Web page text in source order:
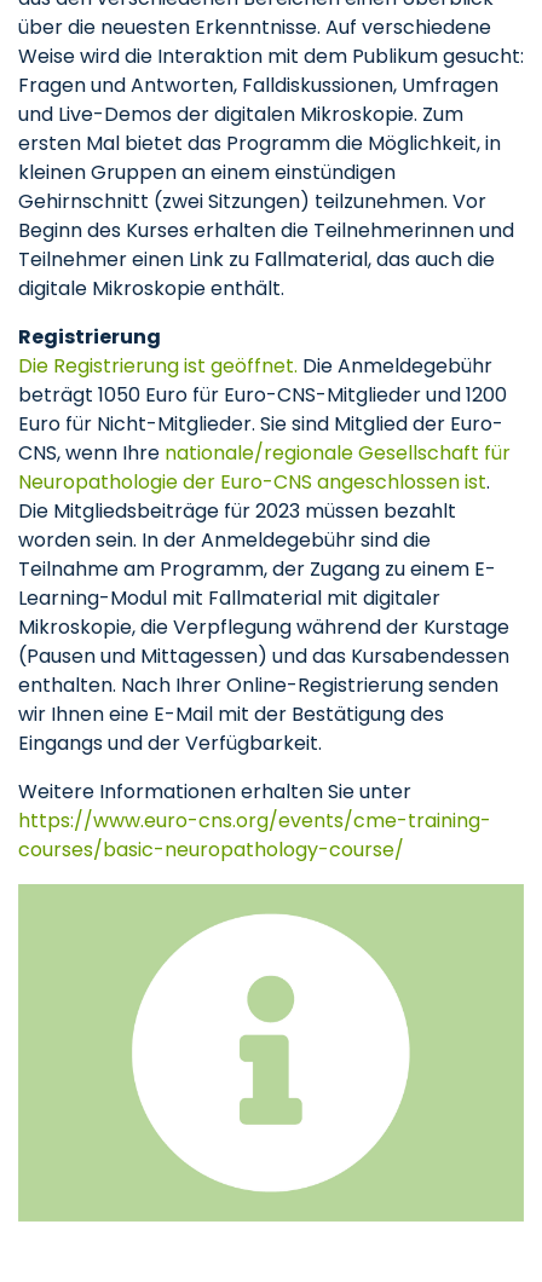
über die neuesten Erkenntnisse. Auf verschiedene
Weise wird die Interaktion mit dem Publikum gesucht:
Fragen und Antworten, Falldiskussionen, Umfragen
und Live-Demos der digitalen Mikroskopie. Zum
ersten Mal bietet das Programm die Möglichkeit, in
kleinen Gruppen an einem einstündigen
Gehirnschnitt (zwei Sitzungen) teilzunehmen. Vor
Beginn des Kurses erhalten die Teilnehmerinnen und
Teilnehmer einen Link zu Fallmaterial, das auch die
digitale Mikroskopie enthält.
Registrierung
Die Registrierung ist geöffnet. Die Anmeldegebühr
beträgt 1050 Euro für Euro-CNS-Mitglieder und 1200
Euro für Nicht-Mitglieder. Sie sind Mitglied der Euro-
CNS, wenn Ihre nationale/regionale Gesellschaft für
Neuropathologie der Euro-CNS angeschlossen ist.
Die Mitgliedsbeiträge für 2023 müssen bezahlt
worden sein. In der Anmeldegebühr sind die
Teilnahme am Programm, der Zugang zu einem E-
Learning-Modul mit Fallmaterial mit digitaler
Mikroskopie, die Verpflegung während der Kurstage
(Pausen und Mittagessen) und das Kursabendessen
enthalten. Nach Ihrer Online-Registrierung senden
wir Ihnen eine E-Mail mit der Bestätigung des
Eingangs und der Verfügbarkeit.
Weitere Informationen erhalten Sie unter
https://www.euro-cns.org/events/cme-training-
courses/basic-neuropathology-course/